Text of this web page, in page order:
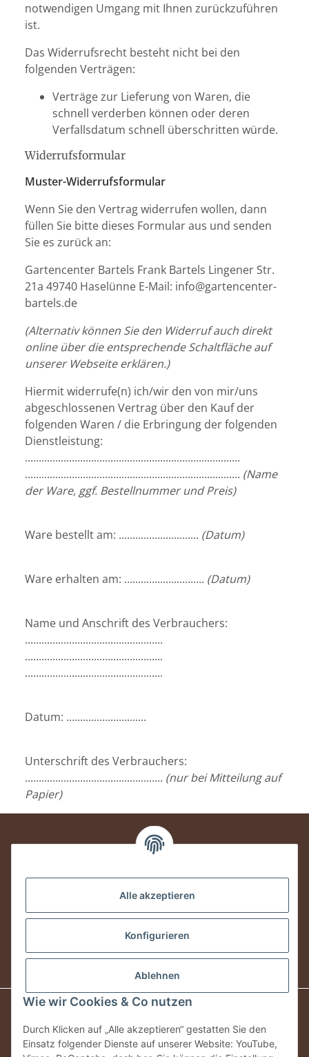
Alle akzeptieren
Konfigurieren
Ablehnen
Wie wir Cookies & Co nutzen
Durch Klicken auf „Alle akzeptieren“ gestatten Sie den
Einsatz folgender Dienste auf unserer Website: YouTube,
notwendigen Umgang mit Ihnen zurückzuführen
ist.
Das Widerrufsrecht besteht nicht bei den
folgenden Verträgen:
Verträge zur Lieferung von Waren, die
schnell verderben können oder deren
Verfallsdatum schnell überschritten würde.
Widerrufsformular
Muster-Widerrufsformular
Wenn Sie den Vertrag widerrufen wollen, dann
füllen Sie bitte dieses Formular aus und senden
Sie es zurück an:
Gartencenter Bartels Frank Bartels Lingener Str.
21a 49740 Haselünne E-Mail: info@gartencenter-
bartels.de
(Alternativ können Sie den Widerruf auch direkt
online über die entsprechende Schaltfläche auf
unserer Webseite erklären.)
Hiermit widerrufe(n) ich/wir den von mir/uns
abgeschlossenen Vertrag über den Kauf der
folgenden Waren / die Erbringung der folgenden
Dienstleistung:
..............................................................................
.............................................................................. (Name
der Ware, ggf. Bestellnummer und Preis)
Ware bestellt am: ............................. (Datum)
Ware erhalten am: ............................. (Datum)
Name und Anschrift des Verbrauchers:
..................................................
..................................................
..................................................
Datum: .............................
Unterschrift des Verbrauchers:
.................................................. (nur bei Mitteilung auf
Papier)
Vertrag widerrufen
* Alle Preise inkl. gesetzlicher USt., zzgl. Versand
Lieferzeitangabe gilt nur für vorrätige Artikel und für